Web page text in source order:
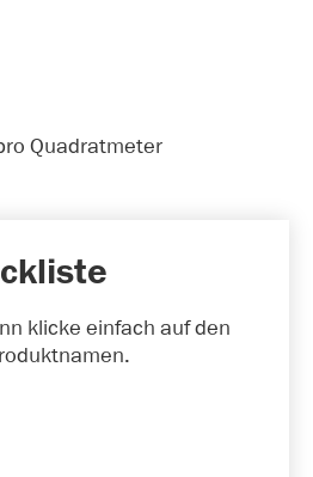
Quadratmeter
klicke einfach auf den